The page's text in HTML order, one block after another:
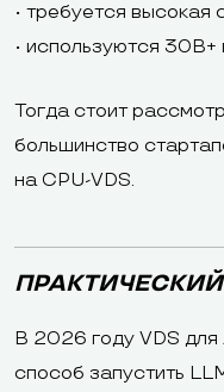
• требуется высокая
• используются 30B+
Тогда стоит
большинство
на CPU-VDS.
В 2026 году VDS
способ запустить